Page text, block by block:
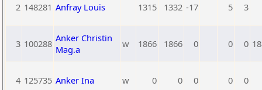
2 148281 Anfray Louis 1315 1332 -17 5 3
3 100288 Anker Christin
Mag.a
w 1866 1866 0 0 0
4 125735 Anker Ina w 0 0 0 0 0